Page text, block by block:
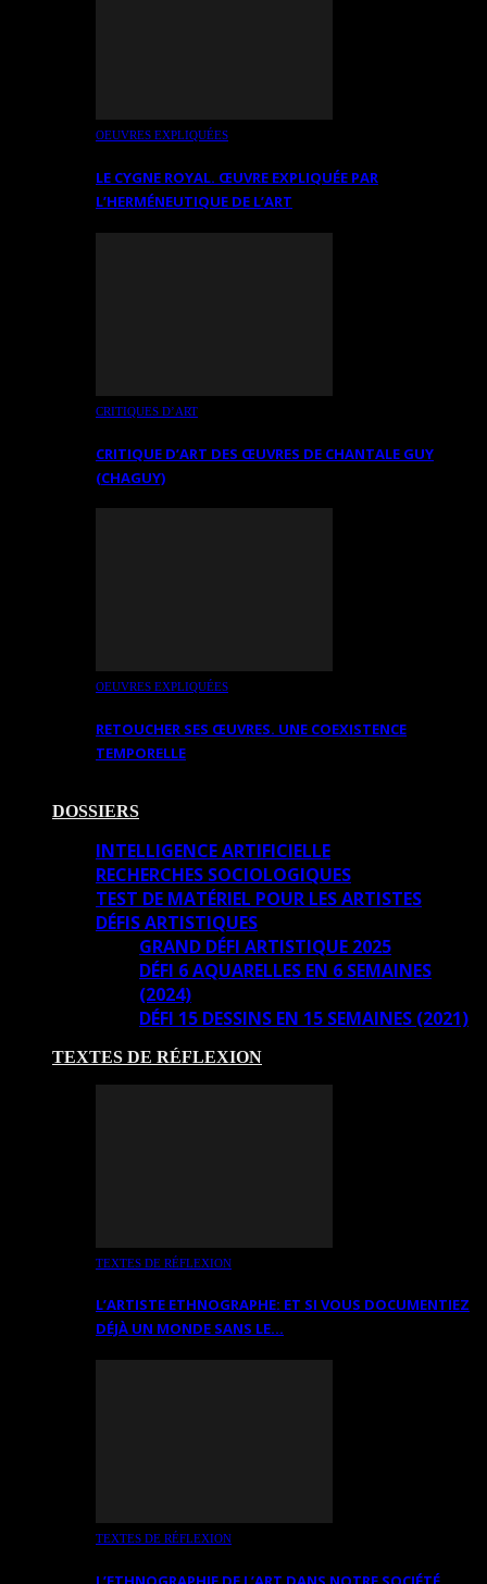
OEUVRES EXPLIQUÉES
LE CYGNE ROYAL. ŒUVRE EXPLIQUÉE PAR
L’HERMÉNEUTIQUE DE L’ART
CRITIQUES D’ART
CRITIQUE D’ART DES ŒUVRES DE CHANTALE GUY
(CHAGUY)
OEUVRES EXPLIQUÉES
RETOUCHER SES ŒUVRES. UNE COEXISTENCE
TEMPORELLE
DOSSIERS
INTELLIGENCE ARTIFICIELLE
RECHERCHES SOCIOLOGIQUES
TEST DE MATÉRIEL POUR LES ARTISTES
DÉFIS ARTISTIQUES
GRAND DÉFI ARTISTIQUE 2025
DÉFI 6 AQUARELLES EN 6 SEMAINES
(2024)
DÉFI 15 DESSINS EN 15 SEMAINES (2021)
TEXTES DE RÉFLEXION
TEXTES DE RÉFLEXION
L’ARTISTE ETHNOGRAPHE: ET SI VOUS DOCUMENTIEZ
DÉJÀ UN MONDE SANS LE…
TEXTES DE RÉFLEXION